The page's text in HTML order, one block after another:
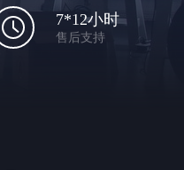
7*12小时
售后支持